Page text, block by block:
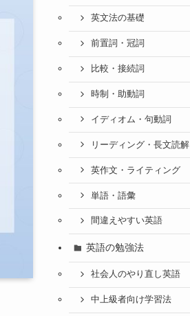
英文法の基礎
前置詞・冠詞
比較・接続詞
時制・助動詞
イディオム・句動詞
リーディング・長文読解
英作文・ライティング
単語・語彙
間違えやすい英語
英語の勉強法
社会人のやり直し英語
中上級者向け学習法